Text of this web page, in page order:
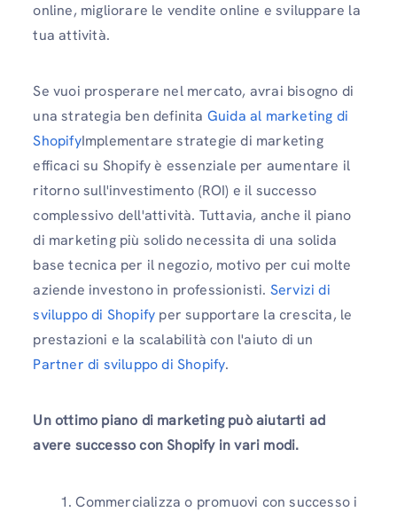
online, migliorare le vendite online e sviluppare la
tua attività.
Se vuoi prosperare nel mercato, avrai bisogno di
una strategia ben definita Guida al marketing di
ShopifyImplementare strategie di marketing
efficaci su Shopify è essenziale per aumentare il
ritorno sull'investimento (ROI) e il successo
complessivo dell'attività. Tuttavia, anche il piano
di marketing più solido necessita di una solida
base tecnica per il negozio, motivo per cui molte
aziende investono in professionisti. Servizi di
sviluppo di Shopify per supportare la crescita, le
prestazioni e la scalabilità con l'aiuto di un
Partner di sviluppo di Shopify.
Un ottimo piano di marketing può aiutarti ad
avere successo con Shopify in vari modi.
Commercializza o promuovi con successo i